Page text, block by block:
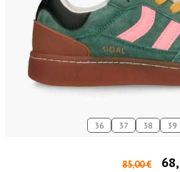
36 37 38 39
85,00 €